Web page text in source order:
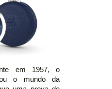
em 1957, o
o mundo da